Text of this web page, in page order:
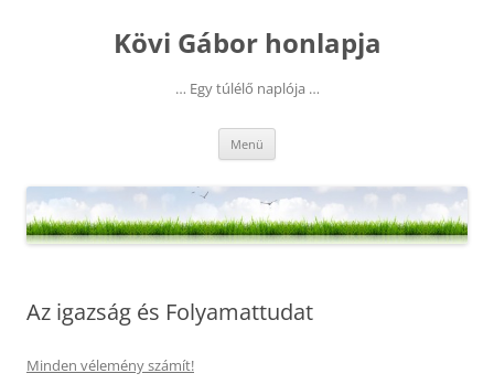
Kövi Gábor honlapja
… Egy túlélő naplója …
Menü
Az igazság és Folyamattudat
Minden vélemény számít!